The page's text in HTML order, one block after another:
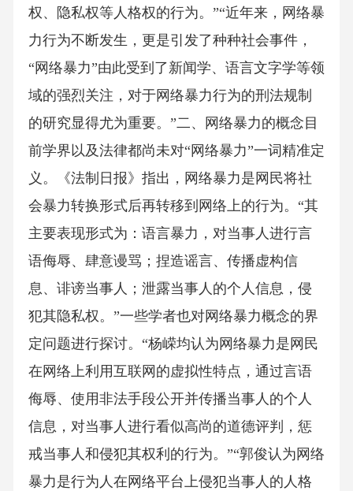
权、隐私权等人格权的行为。”“近年来，网络暴
力行为不断发生，更是引发了种种社会事件，
“网络暴力”由此受到了新闻学、语言文字学等领
域的强烈关注，对于网络暴力行为的刑法规制
的研究显得尤为重要。”二、网络暴力的概念目
前学界以及法律都尚未对“网络暴力”一词精准定
义。《法制日报》指出，网络暴力是网民将社
会暴力转换形式后再转移到网络上的行为。“其
主要表现形式为：语言暴力，对当事人进行言
语侮辱、肆意谩骂；捏造谣言、传播虚构信
息、诽谤当事人；泄露当事人的个人信息，侵
犯其隐私权。”一些学者也对网络暴力概念的界
定问题进行探讨。“杨嵘均认为网络暴力是网民
在网络上利用互联网的虚拟性特点，通过言语
侮辱、使用非法手段公开并传播当事人的个人
信息，对当事人进行看似高尚的道德评判，惩
戒当事人和侵犯其权利的行为。”“郭俊认为网络
暴力是行为人在网络平台上侵犯当事人的人格